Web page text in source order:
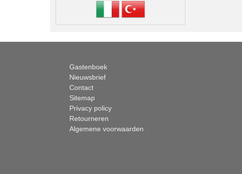
Gastenboek
Nieuwsbrief
Contact
Sitemap
Privacy policy
Retourneren
Algemene voorwaarden